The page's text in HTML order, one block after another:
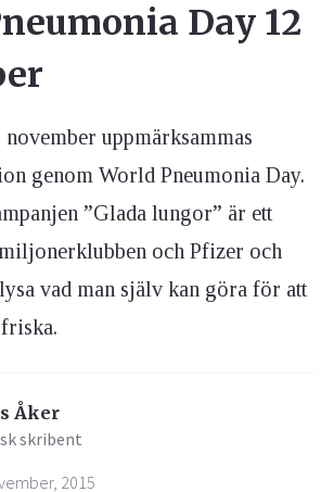
Day 12
uppmärksammas
genom World Pneumonia Day.
”Glada lungor” är ett
och Pfizer och
vad man själv kan göra för att
Åker
skribent
2015